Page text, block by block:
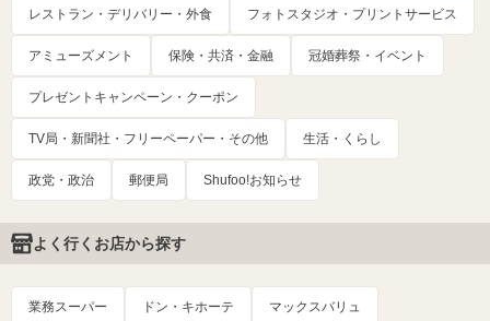
レストラン・デリバリー・外食 フォトスタジオ・プリントサービス
アミューズメント 保険・共済・金融 冠婚葬祭・イベント
プレゼントキャンペーン・クーポン
TV局・新聞社・フリーペーパー・その他 生活・くらし
政党・政治 郵便局 Shufoo!お知らせ
よく行くお店から探す
業務スーパー ドン・キホーテ マックスバリュ